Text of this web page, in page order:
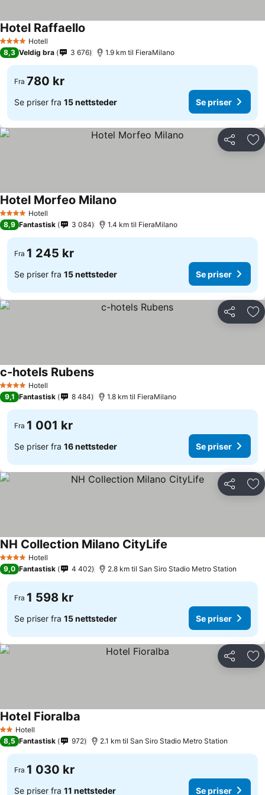
4 StjernerHotell
Hotel Raffaello
8,3 Veldig bra 3 676 1.9 km til FieraMilano
Fra 780 kr
Se priser fra 15 nettsteder Se priser
Del
4 StjernerHotell
Hotel Morfeo Milano
8,9 Fantastisk 3 084 1.4 km til FieraMilano
Fra 1 245 kr
Se priser fra 15 nettsteder Se priser
Del
4 StjernerHotell
c-hotels RubensSe priser
9,1 Fantastisk 8 484 1.8 km til FieraMilano
Fra 1 001 kr
Se priser fra 16 nettsteder Se priser
Del
4 StjernerHotell
NH Collection Milano CityLife
9,0 Fantastisk 4 402 2.8 km til San Siro Stadio Metro Station
Fra 1 598 kr
Se priser fra 15 nettsteder Se priser
Del
2 Stjerner
Hotell
Hotel Fioralba
8,5 Fantastisk 972 2.1 km til San Siro Stadio Metro Station
Fra 1 030 kr
Se priser fra 11 nettsteder Se priser